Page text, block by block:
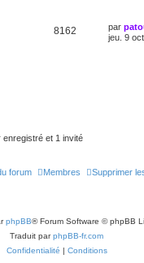
8162 par
jeu. 9
enregistré et 1 invité
Supprimer
Membres
forum
phpBB® Forum Software © phpBB
Traduit parphpBB-fr.com
Confidentialité | Conditions